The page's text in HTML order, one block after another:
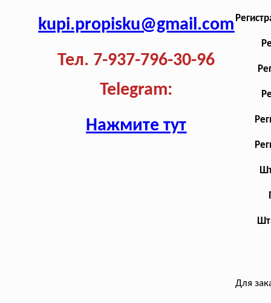
kupi.propisku@gmail.com
Тел. 7-937-796-30-96
Telegram:
Нажмите тут
Для